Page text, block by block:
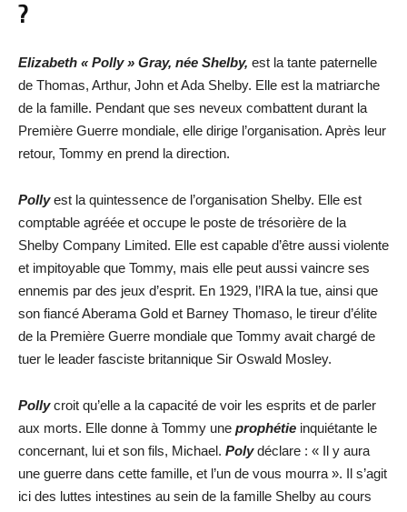
?
Elizabeth « Polly » Gray, née Shelby, est la tante paternelle
de Thomas, Arthur, John et Ada Shelby. Elle est la matriarche
de la famille. Pendant que ses neveux combattent durant la
Première Guerre mondiale, elle dirige l’organisation. Après leur
retour, Tommy en prend la direction.
Pollyest la quintessence de l’organisation Shelby. Elle est
comptable agréée et occupe le poste de trésorière de la
Shelby Company Limited. Elle est capable d’être aussi violente
et impitoyable que Tommy, mais elle peut aussi vaincre ses
ennemis par des jeux d’esprit. En 1929, l’IRA la tue, ainsi que
son fiancé Aberama Gold et Barney Thomaso, le tireur d’élite
de la Première Guerre mondiale que Tommy avait chargé de
tuer le leader fasciste britannique Sir Oswald Mosley.
Pollycroit qu’elle a la capacité de voir les esprits et de parler
aux morts. Elle donne à Tommy une prophétie inquiétante le
concernant, lui et son fils, Michael. Polydéclare : « Il y aura
une guerre dans cette famille, et l’un de vous mourra ». Il s’agit
ici des luttes intestines au sein de la famille Shelby au cours